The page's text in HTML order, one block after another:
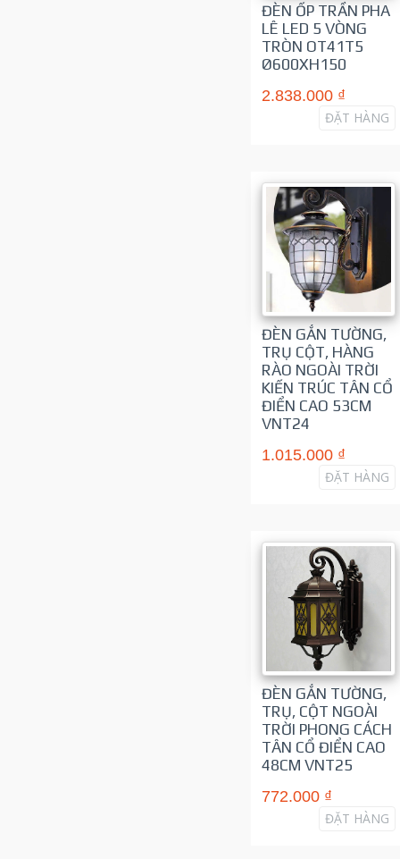
ĐÈN ỐP TRẦN PHA
LÊ LED 5 VÒNG
TRÒN OT41T5
Ø600XH150
2.838.000 ₫
ĐẶT HÀNG
ĐÈN GẮN TƯỜNG,
TRỤ CỘT, HÀNG
RÀO NGOÀI TRỜI
KIẾN TRÚC TÂN CỔ
ĐIỂN CAO 53CM
VNT24
1.015.000 ₫
ĐẶT HÀNG
ĐÈN GẮN TƯỜNG,
TRỤ, CỘT NGOÀI
TRỜI PHONG CÁCH
TÂN CỔ ĐIỂN CAO
48CM VNT25
772.000 ₫
ĐẶT HÀNG